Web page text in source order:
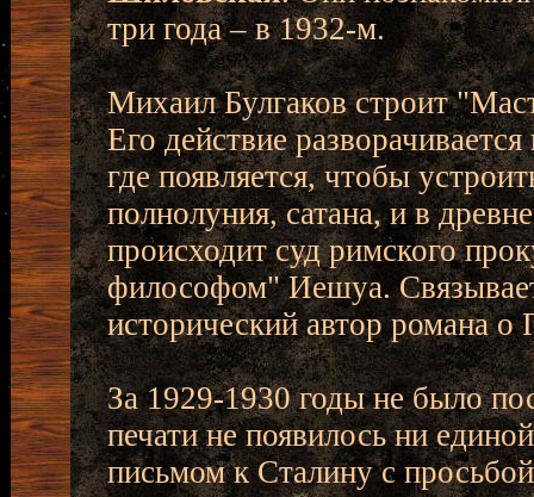
три года – в 1932-м.
Михаил Булгаков строит
Его действие
где появляется, чтобы
полнолуния, сатана, и в
происходит суд римского
философом" Иешуа.
исторический автор романа
За 1929-1930 годы не было
печати не появилось ни
письмом к Сталину с